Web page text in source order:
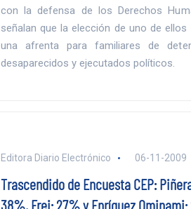
con la defensa de los Derechos
señalan que la elección de uno de ellos
una afrenta para familiares de
desaparecidos y ejecutados políticos.
Editora Diario Electrónico 06-11-2009
Trascendido de Encuesta CEP:
38%, Frei: 27% y Enríquez Ominami: